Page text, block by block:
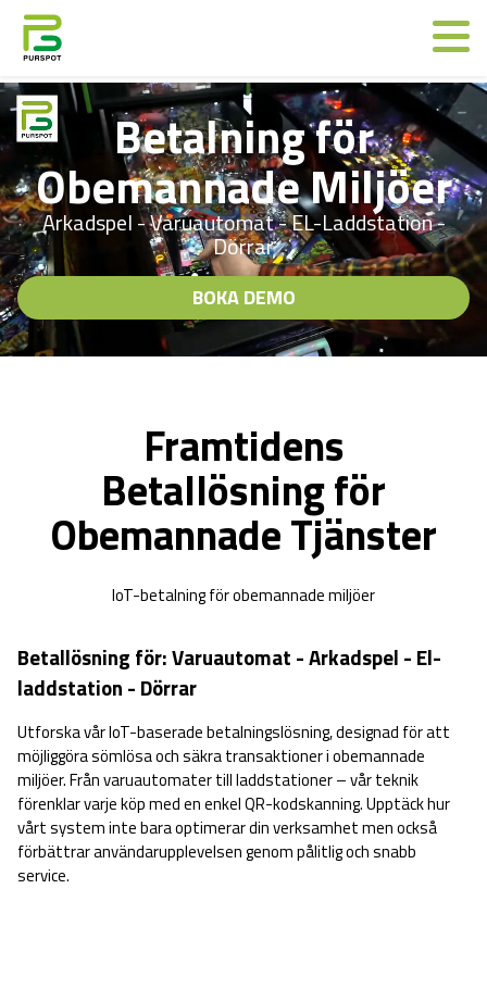
Betalning för
Obemannade Miljöer
Arkadspel - Varuautomat - EL-Laddstation -
Dörrar
BOKA DEMO
Framtidens
Betallösning för
Obemannade Tjänster
IoT-betalning för obemannade miljöer
Betallösning för: Varuautomat - Arkadspel - El-
laddstation - Dörrar
Utforska vår IoT-baserade betalningslösning, designad för att
möjliggöra sömlösa och säkra transaktioner i obemannade
miljöer. Från varuautomater till laddstationer – vår teknik
förenklar varje köp med en enkel QR-kodskanning. Upptäck hur
vårt system inte bara optimerar din verksamhet men också
förbättrar användarupplevelsen genom pålitlig och snabb
service.